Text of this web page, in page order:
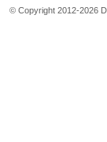
© Copyright 2012-2026